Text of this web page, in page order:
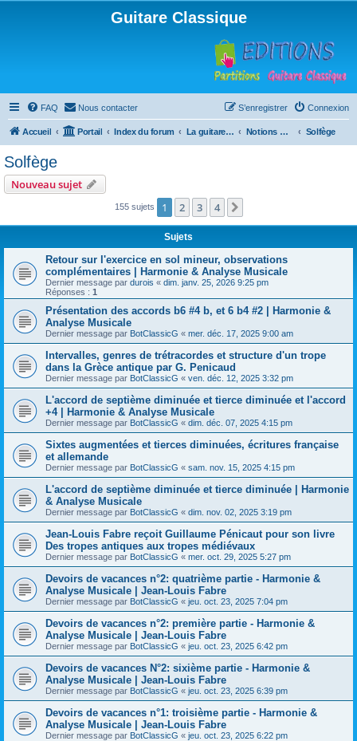
Guitare Classique
FAQ Nous contacter Connexion
S’enregistrer
Accueil Portail Index du forum La guitare : instrument, cours et théorie Notions musicales Solfège
Solfège
Nouveau sujet
155 sujets 1 2 3 4
Sujets
Retour sur l'exercice en sol mineur, observations
complémentaires | Harmonie & Analyse Musicale
Dernier message par durois « dim. janv. 25, 2026 9:25 pm
Réponses : 1
Présentation des accords b6 #4 b, et 6 b4 #2 | Harmonie &
Analyse Musicale
Dernier message par BotClassicG « mer. déc. 17, 2025 9:00 am
Intervalles, genres de trétracordes et structure d'un trope
dans la Grèce antique par G. Penicaud
Dernier message par BotClassicG « ven. déc. 12, 2025 3:32 pm
L'accord de septième diminuée et tierce diminuée et l'accord
+4 | Harmonie & Analyse Musicale
Dernier message par BotClassicG « dim. déc. 07, 2025 4:15 pm
Sixtes augmentées et tierces diminuées, écritures française
et allemande
Dernier message par BotClassicG « sam. nov. 15, 2025 4:15 pm
L'accord de septième diminuée et tierce diminuée | Harmonie
& Analyse Musicale
Dernier message par BotClassicG « dim. nov. 02, 2025 3:19 pm
Jean-Louis Fabre reçoit Guillaume Pénicaut pour son livre
Des tropes antiques aux tropes médiévaux
Dernier message par BotClassicG « mer. oct. 29, 2025 5:27 pm
Devoirs de vacances n°2: quatrième partie - Harmonie &
Analyse Musicale | Jean-Louis Fabre
Dernier message par BotClassicG « jeu. oct. 23, 2025 7:04 pm
Devoirs de vacances n°2: première partie - Harmonie &
Analyse Musicale | Jean-Louis Fabre
Dernier message par BotClassicG « jeu. oct. 23, 2025 6:42 pm
Devoirs de vacances N°2: sixième partie - Harmonie &
Analyse Musicale | Jean-Louis Fabre
Dernier message par BotClassicG « jeu. oct. 23, 2025 6:39 pm
Devoirs de vacances n°1: troisième partie - Harmonie &
Analyse Musicale | Jean-Louis Fabre
Dernier message par BotClassicG « jeu. oct. 23, 2025 6:22 pm